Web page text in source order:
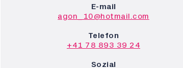
E-mail
agon_10@hotmail.com
Telefon
+41 78 893 39 24
Sozial